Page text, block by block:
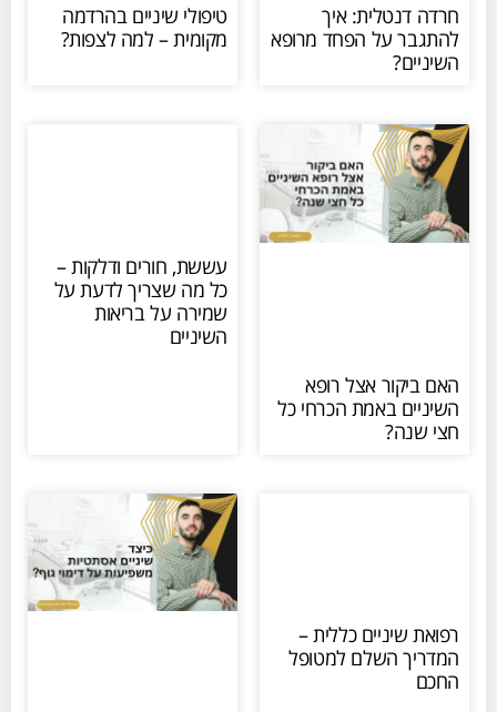
חרדה דנטלית: איך
להתגבר על הפחד מרופא
השיניים?
טיפולי שיניים בהרדמה
מקומית – למה לצפות?
האם ביקור אצל רופא
השיניים באמת הכרחי כל
חצי שנה?
עששת, חורים ודלקות –
כל מה שצריך לדעת על
שמירה על בריאות
השיניים
רפואת שיניים כללית –
המדריך השלם למטופל
החכם